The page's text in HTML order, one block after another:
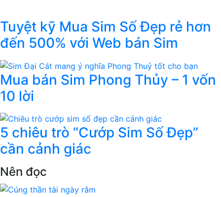
Tuyệt kỹ Mua Sim Số Đẹp rẻ hơn
đến 500% với Web bán Sim
Mua bán Sim Phong Thủy – 1 vốn
10 lời
5 chiêu trò “Cướp Sim Số Đẹp”
cần cảnh giác
Nên đọc